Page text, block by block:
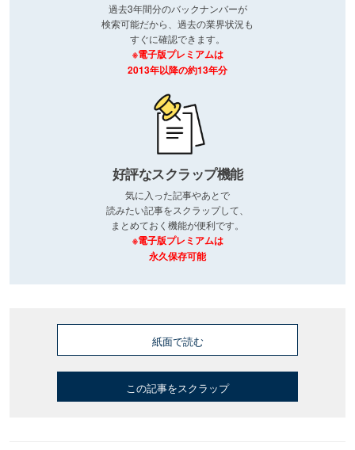
過去3年間分のバックナンバーが
検索可能だから、過去の業界状況も
すぐに確認できます。
※電子版プレミアムは
2013年以降の約13年分
好評なスクラップ機能
気に入った記事やあとで
読みたい記事をスクラップして、
まとめておく機能が便利です。
※電子版プレミアムは
永久保存可能
紙面で読む
この記事をスクラップ